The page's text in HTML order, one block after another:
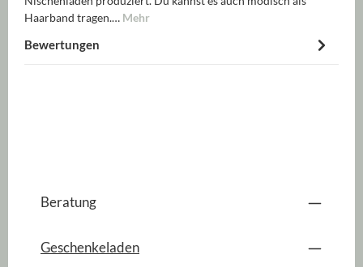
Haarband tragen.… Mehr
Bewertungen
Beratung
Geschenkeladen